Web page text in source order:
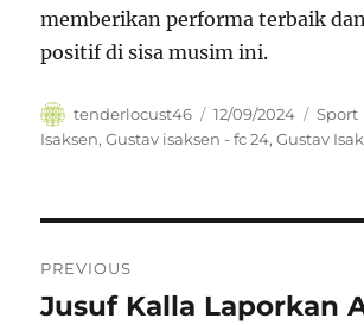
memberikan performa terbaik
positif di sisa musim ini.
Author
tenderlocust46
Posted
on
12/09/2024 Sport
Isaksen,Gustav isaksen - fc 24,Gustav
pos
PREVIOUS
Previous
Jusuf Kalla Laporkan